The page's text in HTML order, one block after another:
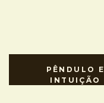
PÊNDULO E
INTUIÇÃO